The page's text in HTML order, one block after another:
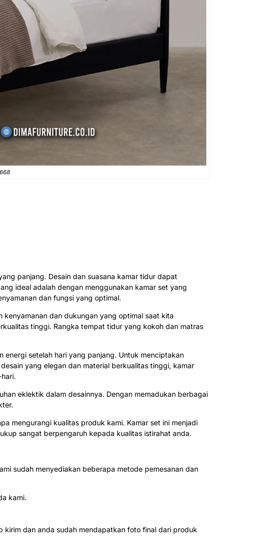
panjang. Desain dan suasana kamar tidur dapat
ideal adalah dengan menggunakan kamar set yang
dan fungsi yang optimal.
kenyamanan dan dukungan yang optimal saat kita
tinggi. Rangka tempat tidur yang kokoh dan matras
setelah hari yang panjang. Untuk menciptakan
yang elegan dan material berkualitas tinggi, kamar
eklektik dalam desainnya. Dengan memadukan berbagai
mengurangi kualitas produk kami. Kamar set ini menjadi
sangat berpengaruh kepada kualitas istirahat anda.
sudah menyediakan beberapa metode pemesanan dan
kami.
dan anda sudah mendapatkan foto final dari produk